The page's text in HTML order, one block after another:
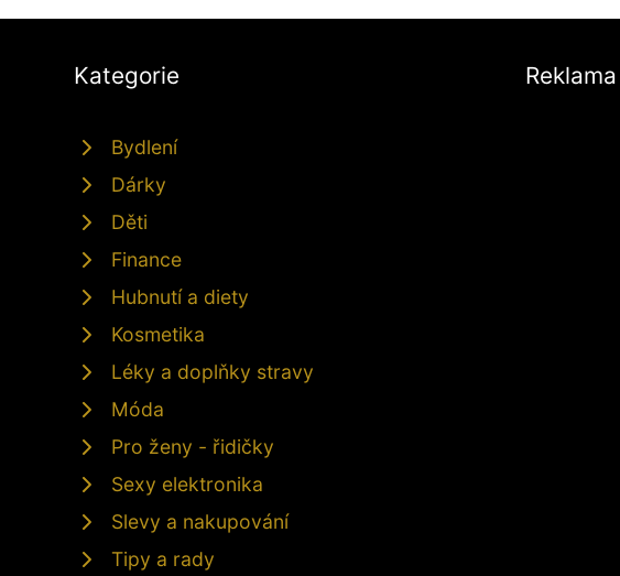
Kategorie
Bydlení
Dárky
Děti
Finance
Hubnutí a diety
Kosmetika
Léky a doplňky stravy
Móda
Pro ženy - řidičky
Sexy elektronika
Slevy a nakupování
Tipy a rady
Reklama